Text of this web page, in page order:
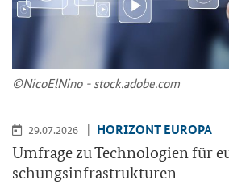
©Ni­co­ElNi­no - stock.adobe.com
29.07.2026 HO­RI­ZONT EU­RO­PA
Um­fra­ge zu Tech­no­lo­gien für
schungs­in­fra­struk­tu­ren